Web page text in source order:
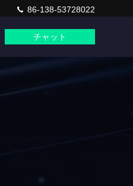
86-138-53728022
チャット